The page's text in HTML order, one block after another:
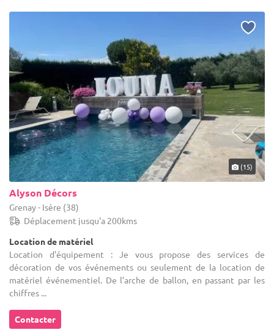
(15)
Alyson Décors
Grenay - Isère (38)
Déplacement jusqu'a 200kms
Location de matériel
Location d'équipement : Je vous propose des services de
décoration de vos événements ou seulement de la location de
matériel événementiel. De l’arche de ballon, en passant par les
chiffres ...
Contacter